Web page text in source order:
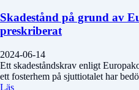
Skadestånd på grund av
preskriberat
2024-06-14
Ett skadeståndskrav enligt
ett fosterhem på sjuttiotalet har
Läs